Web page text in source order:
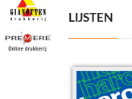
LIJSTEN